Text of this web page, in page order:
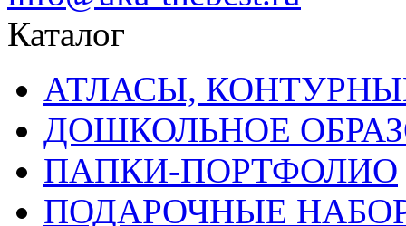
Каталог
АТЛАСЫ,
ДОШКОЛЬНОЕ
ПАПКИ-ПОРТФОЛИО
ПОДАРОЧНЫЕ